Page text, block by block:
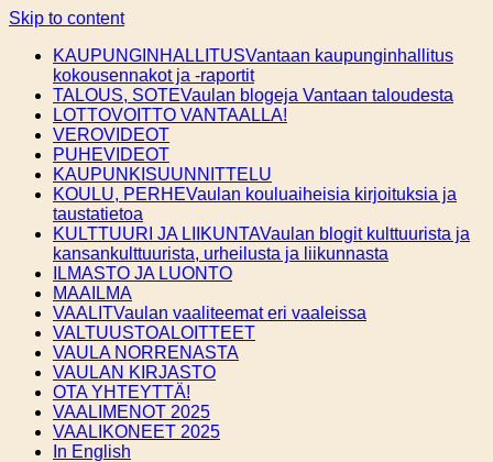
Skip to content
KAUPUNGINHALLITUSVantaan kaupunginhallitus
kokousennakot ja -raportit
TALOUS, SOTEVaulan blogeja Vantaan taloudesta
LOTTOVOITTO VANTAALLA!
VEROVIDEOT
PUHEVIDEOT
KAUPUNKISUUNNITTELU
KOULU, PERHEVaulan kouluaiheisia kirjoituksia ja
taustatietoa
KULTTUURI JA LIIKUNTAVaulan blogit kulttuurista ja
kansankulttuurista, urheilusta ja liikunnasta
ILMASTO JA LUONTO
MAAILMA
VAALITVaulan vaaliteemat eri vaaleissa
VALTUUSTOALOITTEET
VAULA NORRENASTA
VAULAN KIRJASTO
OTA YHTEYTTÄ!
VAALIMENOT 2025
VAALIKONEET 2025
In English